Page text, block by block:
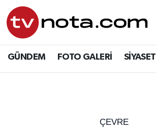
GÜNDEM FOTO GALERİ SİYASET
ÇEVRE
GÜNDEM
Hava Durumu